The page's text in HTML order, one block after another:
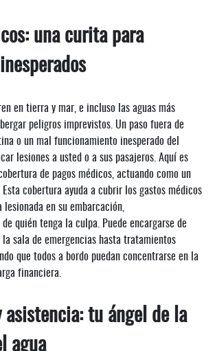
una curita para
en tierra y mar, e incluso las aguas más
peligros imprevistos. Un paso fuera de
o un mal funcionamiento inesperado del
lesiones a usted o a sus pasajeros. Aquí es
de pagos médicos, actuando como un
cobertura ayuda a cubrir los gastos médicos
lesionada en su embarcación,
quién tenga la culpa. Puede encargarse de
la sala de emergencias hasta tratamientos
que todos a bordo puedan concentrarse en la
financiera.
asistencia: tu ángel de la
agua